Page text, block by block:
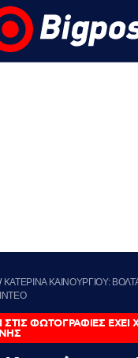
ΚΑΤΕΡΙΝΑ ΚΑΙΝΟΥΡΓΙΟΥ:
ΦΩΤΟΓΡΑΦΙΕΣ ΕΧΕΙ